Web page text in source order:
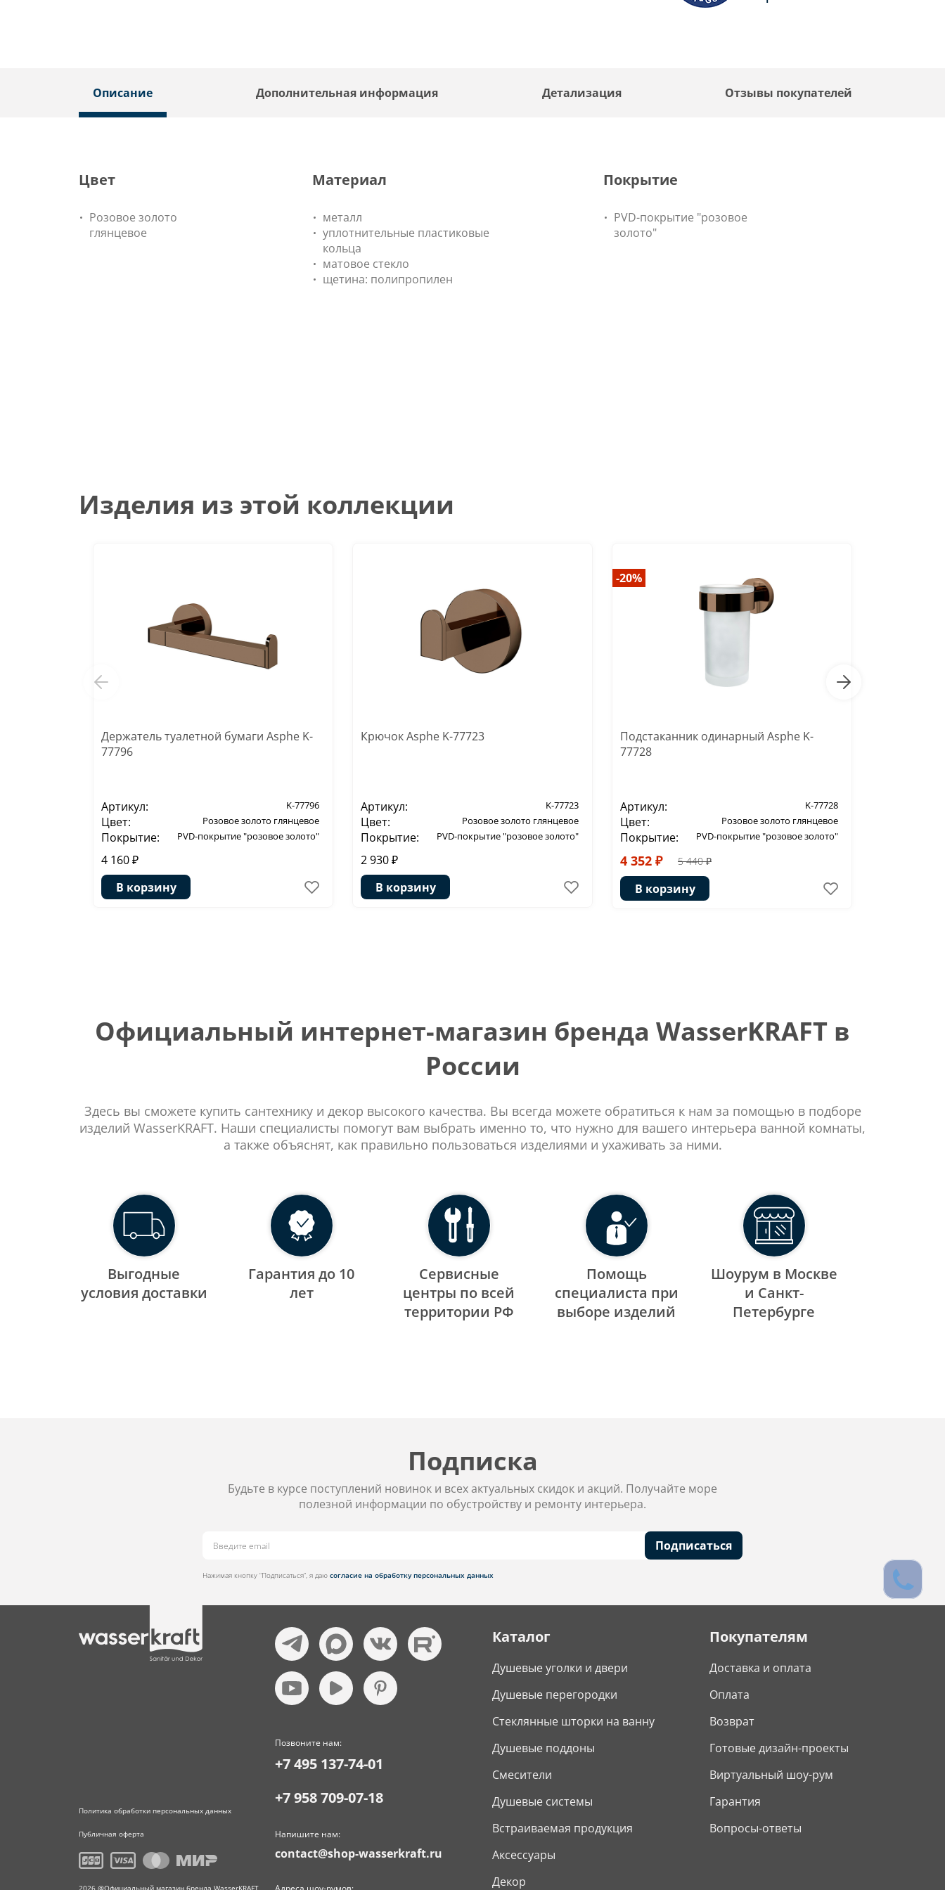
Описание Дополнительная информация Детализация Отзывы покупателей
Цвет
Розовое золото
глянцевое
Материал
металл
уплотнительные пластиковые
кольца
матовое стекло
щетина: полипропилен
Покрытие
PVD-покрытие "розовое
золото"
Изделия из этой коллекции
Держатель туалетной бумаги Asphe K-
77796
Артикул: K-77796
Цвет: Розовое золото глянцевое
Покрытие: PVD-покрытие "розовое золото"
4 160 ₽
В корзину
Крючок Asphe K-77723
Артикул: K-77723
Цвет: Розовое золото глянцевое
Покрытие: PVD-покрытие "розовое золото"
2 930 ₽
В корзину
-20%
Подстаканник одинарный Asphe K-
77728
Артикул: K-77728
Цвет: Розовое золото глянцевое
Покрытие: PVD-покрытие "розовое золото"
4 352 ₽ 5 440 ₽
В корзину
Официальный интернет-магазин бренда WasserKRAFT в
России
Здесь вы сможете купить сантехнику и декор высокого качества. Вы всегда можете обратиться к нам за помощью в подборе
изделий WasserKRAFT. Наши специалисты помогут вам выбрать именно то, что нужно для вашего интерьера ванной комнаты,
а также объяснят, как правильно пользоваться изделиями и ухаживать за ними.
Выгодные
уcловия доставки
Гарантия до 10
лет
Сервисные
центры по всей
территории РФ
Помощь
специалиста при
выборе изделий
Шоурум в Москве
и Санкт-
Петербурге
Подписка
Будьте в курсе поступлений новинок и всех актуальных скидок и акций. Получайте море
полезной информации по обустройству и ремонту интерьера.
Подписаться
Нажимая кнопку “Подписаться”, я даю согласие на обработку персональных данных
Политика обработки персональных данных
Публичная оферта
2026 @Официальный магазин бренда WasserKRAFT
Позвоните нам:
+7 495 137-74-01
+7 958 709-07-18
Напишите нам:
contact@shop-wasserkraft.ru
Каталог
Душевые уголки и двери
Душевые перегородки
Стеклянные шторки на ванну
Душевые поддоны
Смесители
Душевые системы
Встраиваемая продукция
Аксессуары
Декор
Покупателям
Доставка и оплата
Оплата
Возврат
Готовые дизайн-проекты
Виртуальный шоу-рум
Гарантия
Вопросы-ответы